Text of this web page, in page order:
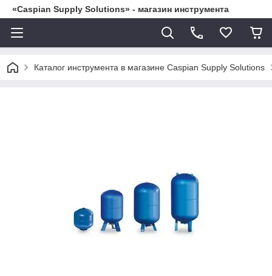
«Caspian Supply Solutions» - магазин инструмента
Каталог инструмента в магазине Caspian Supply Solutions